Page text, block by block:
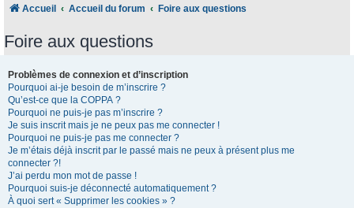
Accueil Accueil du forum Foire aux questions
Foire aux questions
Problèmes de connexion et d’inscription
Pourquoi ai-je besoin de m’inscrire ?
Qu’est-ce que la COPPA ?
Pourquoi ne puis-je pas m’inscrire ?
Je suis inscrit mais je ne peux pas me connecter !
Pourquoi ne puis-je pas me connecter ?
Je m’étais déjà inscrit par le passé mais ne peux à présent plus me
connecter ?!
J’ai perdu mon mot de passe !
Pourquoi suis-je déconnecté automatiquement ?
À quoi sert « Supprimer les cookies » ?